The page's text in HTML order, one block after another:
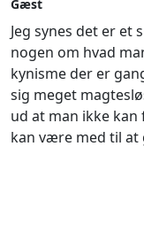
Gæst
Jeg synes det er et
nogen om hvad
kynisme der er
sig meget
ud at man ikke
kan være med til at